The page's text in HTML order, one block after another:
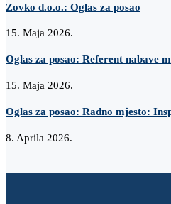
Zovko d.o.o.: Oglas za posao
15. Maja 2026.
Oglas za posao: Referent nabave
15. Maja 2026.
Oglas za posao: Radno mjesto:
8. Aprila 2026.